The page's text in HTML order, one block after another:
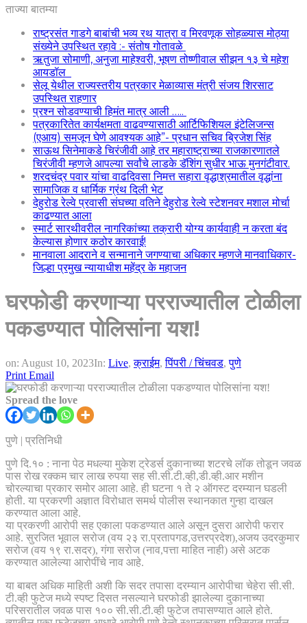
ताज्या बातम्या
राष्ट्रसंत गाडगे बाबांची भव्य रथ यात्रा व मिरवणूक सोहळ्यास मोठ्या
संख्येने उपस्थित रहावे :- संतोष गोतावळे
ऋतुजा सोमाणी, अनुजा माहेश्वरी, भूषण तोष्णीवाल सीझन १३ चे महेश
आयडॉल
सेलू येथील राज्यस्तरीय पत्रकार मेळाव्यास मंत्री संजय शिरसाट
उपस्थित राहणार
प्रश्न सोडवण्याची हिमंत मात्र आली …..
पत्रकारितेत कार्यक्षमता वाढवण्यासाठी आर्टिफिशियल इंटेलिजन्स
(एआय) समजून घेणे आवश्यक आहे”- प्रधान सचिव ब्रिजेश सिंह
साऊथ सिनेमाकडे चिरंजीवी आहे तर महाराष्ट्राच्या राजकारणातले
चिरंजीवी म्हणजे आपल्या सर्वांचे लाडके डॅशिंग सुधीर भाऊ मुनगंटीवार.
शरदचंद्र पवार यांचा वाढदिवसा निमत्त सहारा वृद्धाश्रमातील वृद्धांना
सामाजिक व धार्मिक ग्रंथ दिली भेट
देहुरोड रेल्वे प्रवासी संघच्या वतिने देहुरोड रेल्वे स्टेशनवर मशाल मोर्चा
काढण्यात आला
स्मार्ट सारथीवरील नागरिकांच्या तक्रारी योग्य कार्यवाही न करता बंद
केल्यास होणार कठोर कारवाई!
मानवाला आदराने व सन्मानाने जगण्याचा अधिकार म्हणजे मानवाधिकार-
जिल्हा प्रमुख न्यायाधीश महेंद्र के महाजन
घरफोडी करणाऱ्या परराज्यातील टोळीला
पकडण्यात पोलिसांना यश!
on: August 10, 2023In: Live,क्राईम,पिंपरी / चिंचवड,पुणे
Print Email
Spread the love
पुणे | प्रतिनिधी
पुणे दि.१० : नाना पेठ मधल्या मुकेश ट्रेडर्स दुकानाच्या शटरचे लॉक तोडून जवळ
पास रोख रक्कम चार लाख रुपया सह सी.सी.टी.व्ही,डी.व्ही.आर मशीन
चोरल्याचा प्रकार समोर आला आहे. ही घटना १ ते २ ऑगस्ट दरम्यान घडली
होती. या प्रकरणी अज्ञात विरोधात समर्थ पोलीस स्थानकात गुन्हा दाखल
करण्यात आला आहे.
या प्रकरणी आरोपी सह एकाला पकडण्यात आले असून दुसरा आरोपी फरार
आहे. सुरजित भूवाल सरोज (वय २३ रा.प्रतापगड,उत्तरप्रदेश),अजय उदरकुमार
सरोज (वय १९ रा.सदर), गंगा सरोज (नाव,पत्ता माहित नाही) असे अटक
करण्यात आलेल्या आरोपींचे नाव आहे.
या बाबत अधिक माहिती अशी कि सदर तपासा दरम्यान आरोपीचा चेहेरा सी.सी.
टी.व्ही फुटेज मध्ये स्पष्ट दिसत नसल्याने घरफोडी झालेल्या दुकानाच्या
परिसरातील जवळ पास १०० सी.सी.टी.व्ही फुटेज तपासण्यात आले होते.